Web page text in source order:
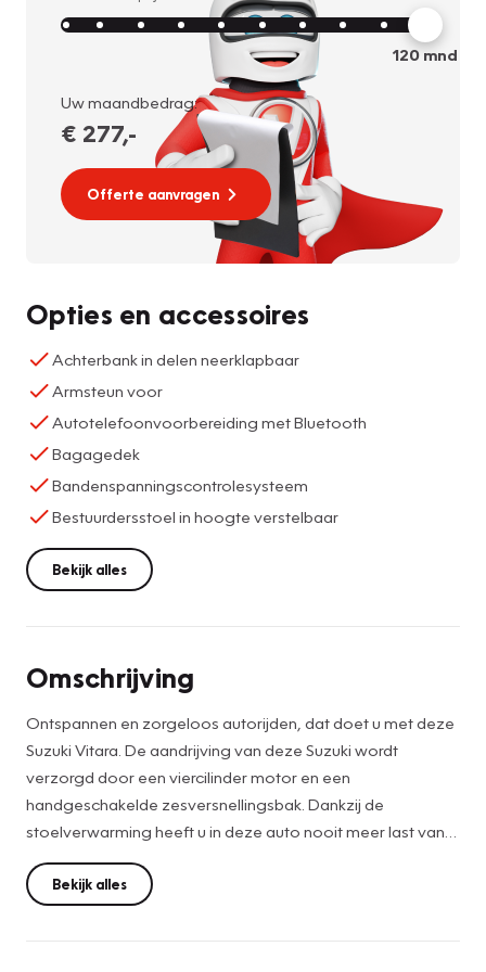
120mnd
Uw maandbedrag:
€ 277,-
Offerte aanvragen
Opties en accessoires
Achterbank in delen neerklapbaar
Armsteun voor
Autotelefoonvoorbereiding met Bluetooth
Bagagedek
Bandenspanningscontrolesysteem
Bestuurdersstoel in hoogte verstelbaar
Bekijk alles
Omschrijving
Ontspannen en zorgeloos autorijden, dat doet u met deze
Suzuki Vitara. De aandrijving van deze Suzuki wordt
verzorgd door een viercilinder motor en een
handgeschakelde zesversnellingsbak. Dankzij de
stoelverwarming heeft u in deze auto nooit meer last van
een koude rug of koude benen. Voel die ruimte eens!
Lekker veel licht door het elektrisch bediende glazen
panoramadak. Tot de uitrusting behoren ook 17 inch
Bekijk alles